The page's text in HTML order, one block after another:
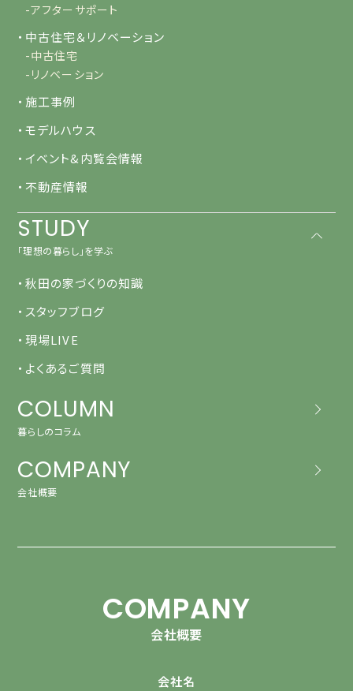
-アフターサポート
・中古住宅＆リノベーション
-中古住宅
-リノベーション
・施工事例
・モデルハウス
・イベント&内覧会情報
・不動産情報
STUDY
「理想の暮らし」を学ぶ
・秋田の家づくりの知識
・スタッフブログ
・現場LIVE
・よくあるご質問
COLUMN
暮らしのコラム
COMPANY
会社概要
COMPANY
会社概要
会社名